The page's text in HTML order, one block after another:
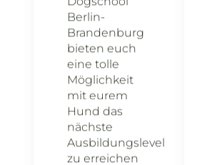
Berlin-
Brandenburg
bieten euch
eine tolle
Möglichkeit
mit eurem
Hund das
nächste
Ausbildungslevel
zu erreichen